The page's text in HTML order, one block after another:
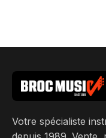
Votre spécialiste